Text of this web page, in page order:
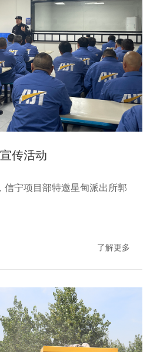
传活动
信宁项目部特邀星甸派出所郭
了解更多